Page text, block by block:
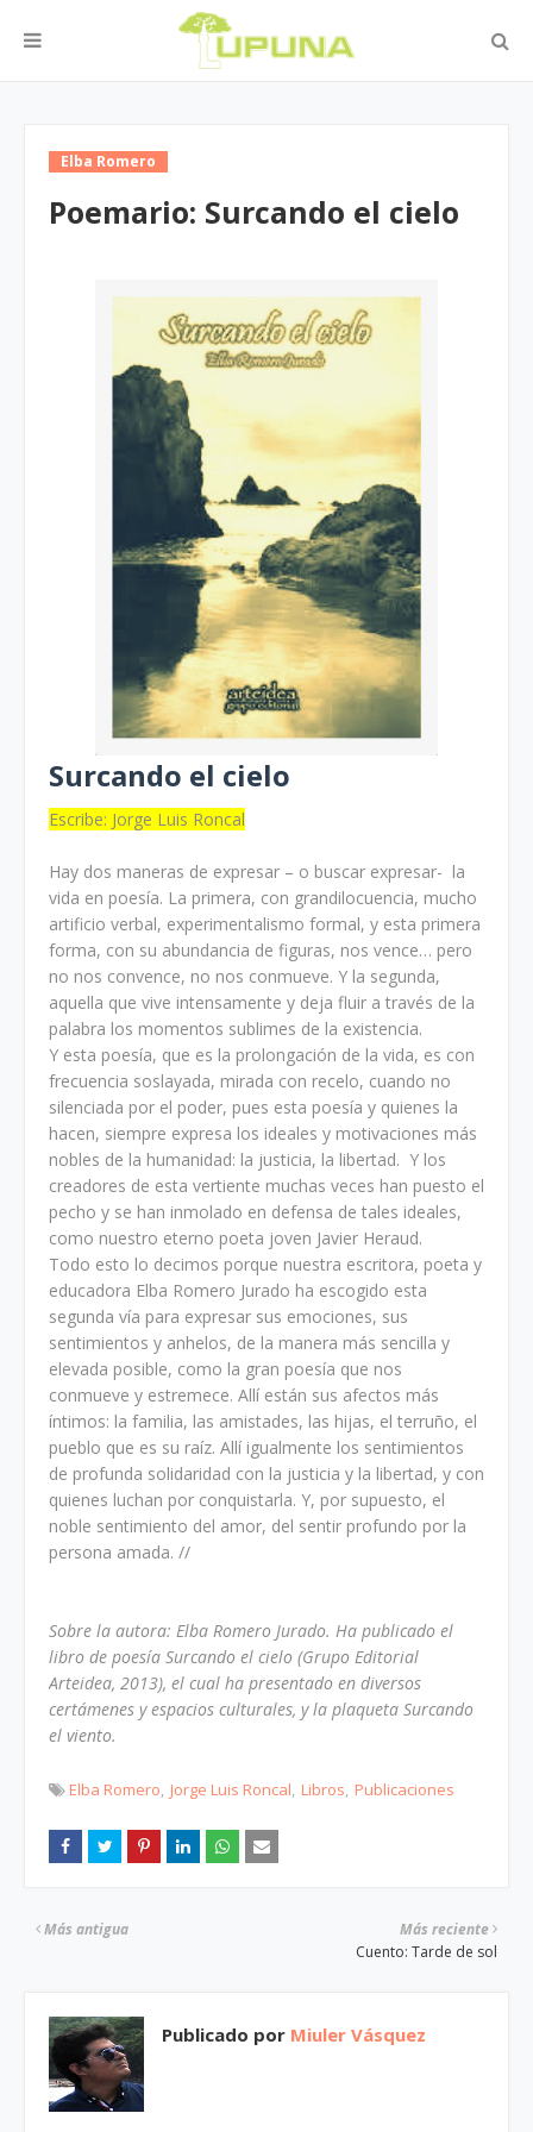
Elba Romero
Poemario: Surcando el cielo
Surcando el cielo
Escribe: Jorge Luis Roncal
Hay dos maneras de expresar – o buscar expresar- la
vida en poesía. La primera, con grandilocuencia, mucho
artificio verbal, experimentalismo formal, y esta primera
forma, con su abundancia de figuras, nos vence… pero
no nos convence, no nos conmueve. Y la segunda,
aquella que vive intensamente y deja fluir a través de la
palabra los momentos sublimes de la existencia.
Y esta poesía, que es la prolongación de la vida, es con
frecuencia soslayada, mirada con recelo, cuando no
silenciada por el poder, pues esta poesía y quienes la
hacen, siempre expresa los ideales y motivaciones más
nobles de la humanidad: la justicia, la libertad. Y los
creadores de esta vertiente muchas veces han puesto el
pecho y se han inmolado en defensa de tales ideales,
como nuestro eterno poeta joven Javier Heraud.
Todo esto lo decimos porque nuestra escritora, poeta y
educadora Elba Romero Jurado ha escogido esta
segunda vía para expresar sus emociones, sus
sentimientos y anhelos, de la manera más sencilla y
elevada posible, como la gran poesía que nos
conmueve y estremece. Allí están sus afectos más
íntimos: la familia, las amistades, las hijas, el terruño, el
pueblo que es su raíz. Allí igualmente los sentimientos
de profunda solidaridad con la justicia y la libertad, y con
quienes luchan por conquistarla. Y, por supuesto, el
noble sentimiento del amor, del sentir profundo por la
persona amada. //
Sobre la autora: Elba Romero Jurado. Ha publicado el
libro de poesía Surcando el cielo (Grupo Editorial
Arteidea, 2013), el cual ha presentado en diversos
certámenes y espacios culturales, y la plaqueta Surcando
el viento.
Elba Romero Jorge Luis Roncal Libros Publicaciones
Más reciente
Cuento: Tarde de sol
Más antigua
Publicado por Miuler Vásquez